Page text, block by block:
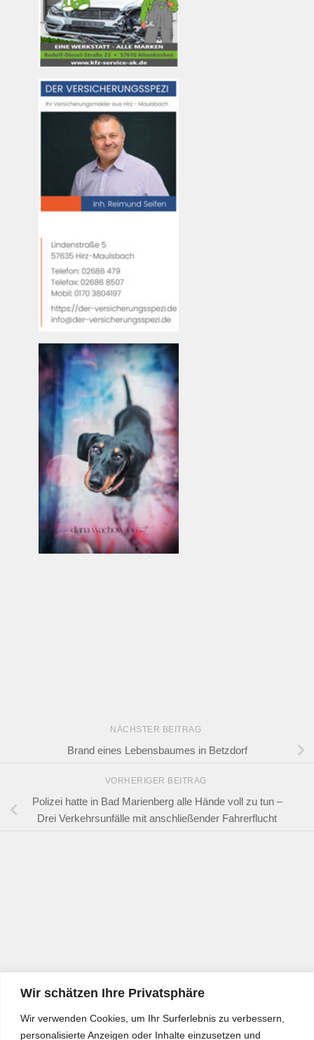
Wir schätzen Ihre Privatsphäre
Wir verwenden Cookies, um Ihr Surferlebnis zu verbessern,
personalisierte Anzeigen oder Inhalte einzusetzen und
NÄCHSTER BEITRAG
Brand eines Lebensbaumes in Betzdorf
VORHERIGER BEITRAG
Polizei hatte in Bad Marienberg alle Hände voll zu tun –
Drei Verkehrsunfälle mit anschließender Fahrerflucht